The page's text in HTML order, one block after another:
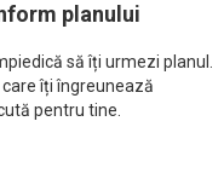
planului
să îți urmezi planul.
îți îngreunează
pentru tine.